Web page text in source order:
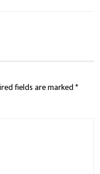
fields are marked*